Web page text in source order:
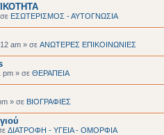
ΕΣΩΤΕΡΙΣΜΟΣ - ΑΥΤΟΓΝΩΣΙΑ
am » σε ΑΝΩΤΕΡΕΣ ΕΠΙΚΟΙΝΩΝΙΕΣ
pm » σε ΘΕΡΑΠΕΙΑ
» σε BIOΓΡΑΦΙΕΣ
ΔΙΑΤΡΟΦΗ - ΥΓΕΙΑ - ΟΜΟΡΦΙΑ